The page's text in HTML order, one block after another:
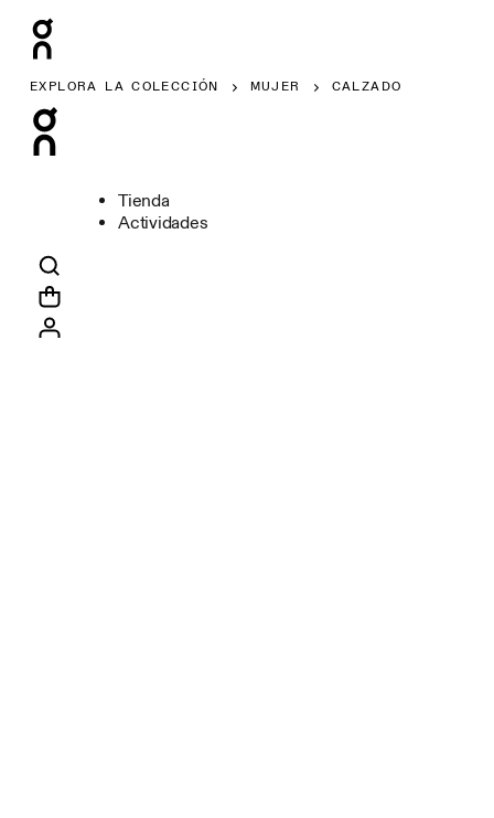
EXPLORA LA COLECCIÓN MUJER CALZADO
Tienda
Actividades